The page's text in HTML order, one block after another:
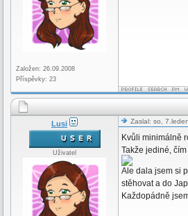
Založen: 26.09.2008
Příspěvky: 23
Lusi
Uživatel
Zaslal: so,
Kvůli minimálně
Takže jediné,
Ale dala jsem si
stěhovat a do
Každopádně